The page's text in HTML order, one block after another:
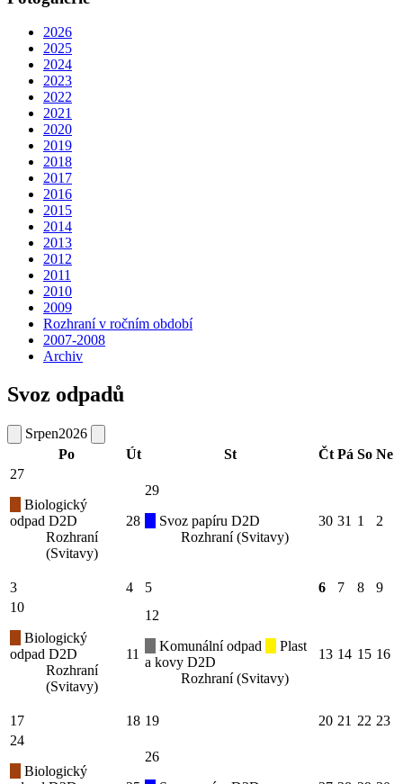
2026
2025
2024
2023
2022
2021
2020
2019
2018
2017
2016
2015
2014
2013
2012
2011
2010
2009
Rozhraní v ročním období
2007-2008
Archiv
Svoz odpadů
Srpen2026
Po
Út St Čt Pá So Ne
27
Biologický
odpad D2D
Rozhraní
(Svitavy)
28
29
Svoz papíru D2D
Rozhraní (Svitavy)
30 31 1 2
3 4 5 6 7 8
9
10
Biologický
odpad D2D
Rozhraní
(Svitavy)
11
12
Komunální odpad
Plast
a kovy D2D
Rozhraní (Svitavy)
13 14 15 16
17 18 19 20 21 22 23
24
Biologický
26